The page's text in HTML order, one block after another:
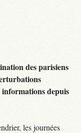
des parisiens
informations depuis
les journées